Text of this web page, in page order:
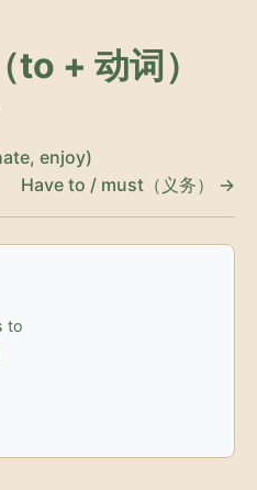
to + 动词）
enjoy)
Have to / must（义务） →
to